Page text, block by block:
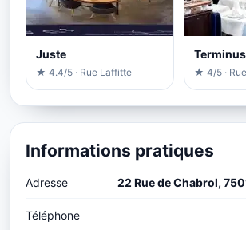
Juste
★ 4.4/5 · Rue Laffitte ★ 4/5 ·
Informations pratiques
Adresse 22 Rue de Chabrol,
Téléphone